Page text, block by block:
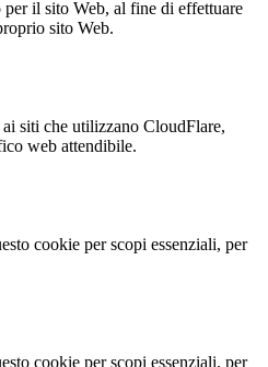
il sito Web, al fine di effettuare
sito Web.
siti che utilizzano CloudFlare,
web attendibile.
cookie per scopi essenziali, per
cookie per scopi essenziali, per